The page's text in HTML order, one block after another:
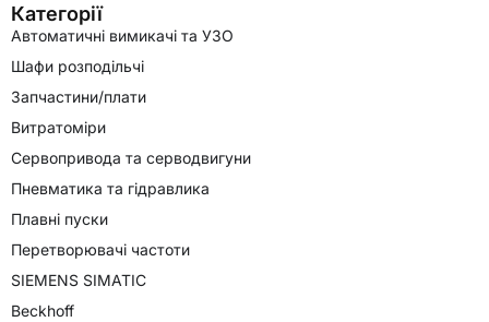
Категорії
Автоматичні вимикачі та УЗО
Шафи розподільчі
Запчастини/плати
Витратоміри
Сервопривода та серводвигуни
Пневматика та гідравлика
Плавні пуски
Перетворювачі частоти
SIEMENS SIMATIC
Beckhoff